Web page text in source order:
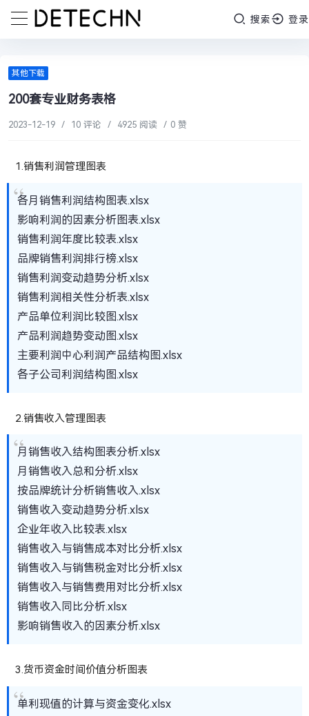
搜索 登录
其他下载
200套专业财务表格
2023-12-19 / 10 评论 / 4925 阅读 / 0 赞
1.销售利润管理图表
各月销售利润结构图表.xlsx
影响利润的因素分析图表.xlsx
销售利润年度比较表.xlsx
品牌销售利润排行榜.xlsx
销售利润变动趋势分析.xlsx
销售利润相关性分析表.xlsx
产品单位利润比较图.xlsx
产品利润趋势变动图.xlsx
主要利润中心利润产品结构图.xlsx
各子公司利润结构图.xlsx
2.销售收入管理图表
月销售收入结构图表分析.xlsx
月销售收入总和分析.xlsx
按品牌统计分析销售收入.xlsx
销售收入变动趋势分析.xlsx
企业年收入比较表.xlsx
销售收入与销售成本对比分析.xlsx
销售收入与销售税金对比分析.xlsx
销售收入与销售费用对比分析.xlsx
销售收入同比分析.xlsx
影响销售收入的因素分析.xlsx
3.货币资金时间价值分析图表
单利现值的计算与资金变化.xlsx